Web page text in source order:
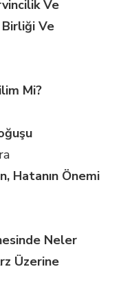
Ve
Ve
Mi?
Hatanın Önemi
Neler
Üzerine